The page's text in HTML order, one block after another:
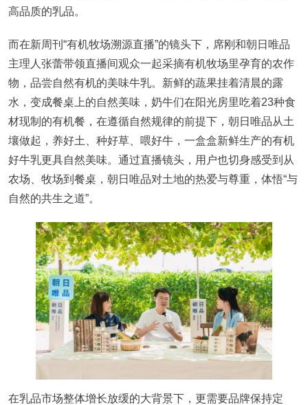
高品质的乳品。
而在新周刊“有机牧场溯源直播”的镜头下，席刚和朝日唯品
主理人张蕾带领直播间观众一起采摘有机牧场里孕育的农作
物，品尝自然有机的美味牛乳。新鲜的蔬果挂着清晨的露
水，变成餐桌上的自然美味，奶牛们在阳光房里吃着23种食
材现制的有机餐，在遵循自然规律的前提下，朝日唯品从土
壤做起，养好土、种好草、喂好牛，一盒盒新鲜生产的有机
好牛乳更具自然美味。通过直播镜头，用户也切身感受到从
农场、牧场到餐桌，朝日唯品对土地的热爱与尊重，体悟“与
自然的共生之道”。
在乳品市场整体增长放缓的大背景下，更需要品牌保持定